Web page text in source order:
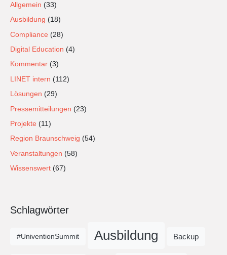
Allgemein (33)
Ausbildung (18)
Compliance (28)
Digital Education (4)
Kommentar (3)
LINET intern (112)
Lösungen (29)
Pressemitteilungen (23)
Projekte (11)
Region Braunschweig (54)
Veranstaltungen (58)
Wissenswert (67)
Schlagwörter
#UniventionSummit Ausbildung Backup